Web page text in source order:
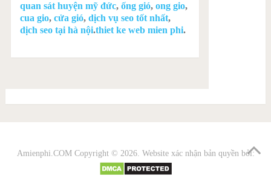
quan sát huyện mỹ đức, ống gió, ong gio,
cua gio, cửa gió, dịch vụ seo tốt nhất,
dịch seo tại hà nội.thiet ke web mien phi.
Amienphi.COMCopyright © 2026. Website xác nhận bản quyền bởi: